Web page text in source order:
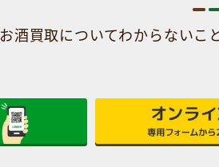
お酒買取についてわからないこと